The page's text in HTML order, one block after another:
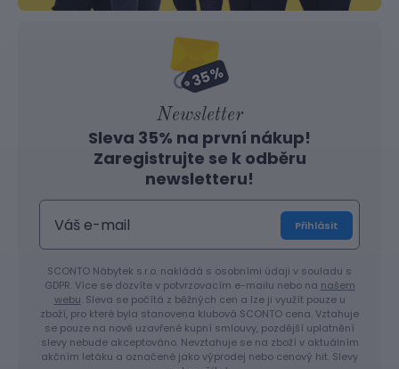
Newsletter
Sleva 35% na první nákup!
Zaregistrujte se k odběru
newsletteru!
Přihlásit
SCONTO Nábytek s.r.o. nakládá s osobními údaji v souladu s
GDPR. Více se dozvíte v potvrzovacím e-mailu nebo na našem
webu. Sleva se počítá z běžných cen a lze ji využít pouze u
zboží, pro které byla stanovena klubová SCONTO cena. Vztahuje
se pouze na nově uzavřené kupní smlouvy, pozdější uplatnění
slevy nebude akceptováno. Nevztahuje se na zboží v aktuálním
akčním letáku a označené jako výprodej nebo cenový hit. Slevy